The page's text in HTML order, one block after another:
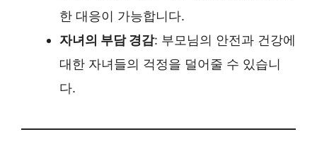
한 대응이 가능합니다.
자녀의 부담 경감: 부모님의 안전과 건강에
대한 자녀들의 걱정을 덜어줄 수 있습니
다.